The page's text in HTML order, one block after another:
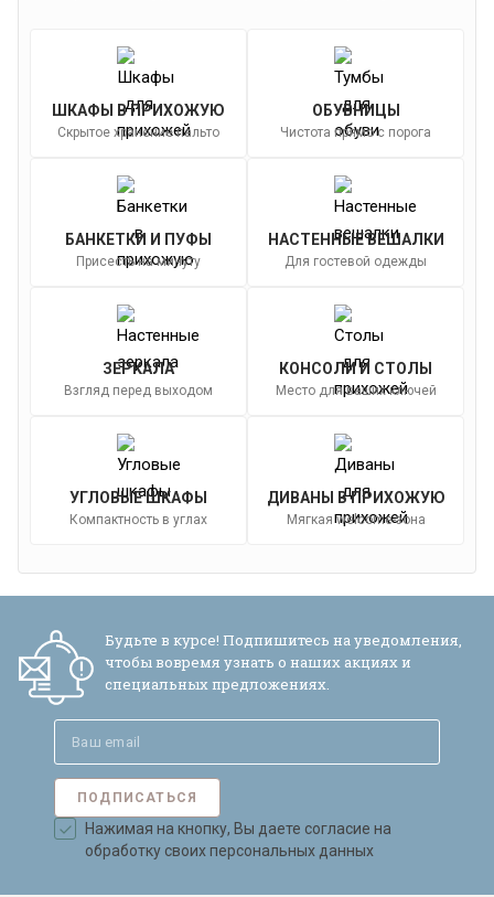
обработки персональных данных и
ШКАФЫ В ПРИХОЖУЮ
Скрытое хранение пальто
ОБУВНИЦЫ
Чистота прямо с порога
БАНКЕТКИ И ПУФЫ
Присесть на минуту
НАСТЕННЫЕ ВЕШАЛКИ
Для гостевой одежды
ЗЕРКАЛА
Взгляд перед выходом
КОНСОЛИ И СТОЛЫ
Место для ваших ключей
УГЛОВЫЕ ШКАФЫ
Компактность в углах
ДИВАНЫ В ПРИХОЖУЮ
Мягкая welcome-зона
Будьте в курсе! Подпишитесь на уведомления,
чтобы вовремя узнать о наших акциях и
специальных предложениях.
ПОДПИСАТЬСЯ
Нажимая на кнопку, Вы даете согласие на
обработку своих персональных данных